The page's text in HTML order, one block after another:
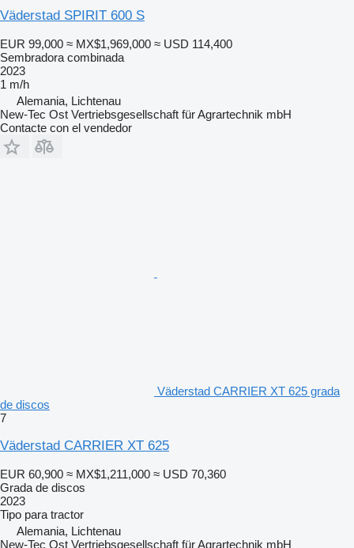
Väderstad SPIRIT 600 S
EUR 99,000 ≈ MX$1,969,000 ≈ USD 114,400
Sembradora combinada
2023
1 m/h
Alemania, Lichtenau
New-Tec Ost Vertriebsgesellschaft für Agrartechnik mbH
Contacte con el vendedor
Väderstad CARRIER XT 625 grada
de discos
7
Väderstad CARRIER XT 625
EUR 60,900 ≈ MX$1,211,000 ≈ USD 70,360
Grada de discos
2023
Tipo para tractor
Alemania, Lichtenau
New-Tec Ost Vertriebsgesellschaft für Agrartechnik mbH